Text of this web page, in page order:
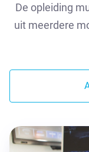
De opleiding
uit meerdere